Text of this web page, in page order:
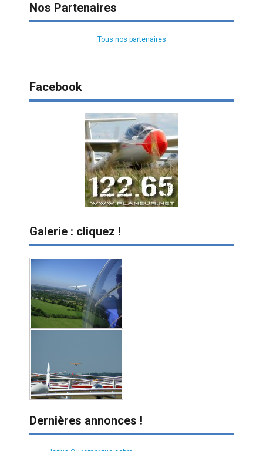
Nos Partenaires
Tous nos partenaires
Facebook
Galerie : cliquez !
Dernières annonces !